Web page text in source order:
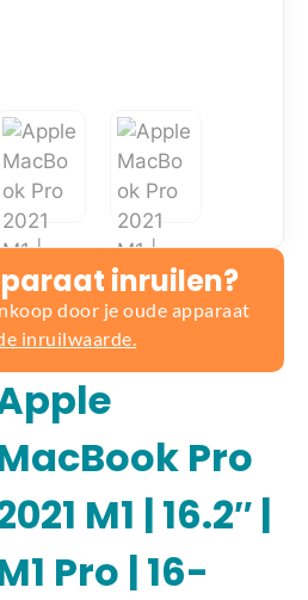
inruilen?
door je oude apparaat
inruilwaarde.
Pro
M1 | 16.2″ |
Pro | 16-